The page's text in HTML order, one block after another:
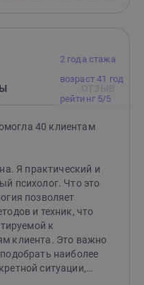
2 года стажа
возраст 41 год
рейтинг 5/5
40 клиентам
Я практический и
психолог. Что это
позволяет
и техник, что
к
клиента. Это важно
наиболее
ситуации,